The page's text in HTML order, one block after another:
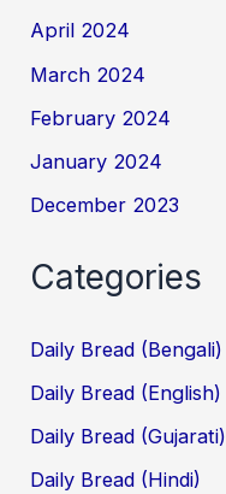
April 2024
March 2024
February 2024
January 2024
December 2023
Categories
Daily Bread (Bengali)
Daily Bread (English)
Daily Bread (Gujarati)
Daily Bread (Hindi)